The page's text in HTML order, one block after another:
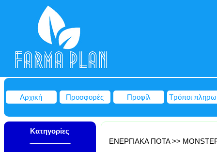
Αρχική Προσφορές Προφίλ Τρόποι
Κατηγορίες
ΕΝΕΡΓΙΑΚΑ ΠΟΤΑ>>